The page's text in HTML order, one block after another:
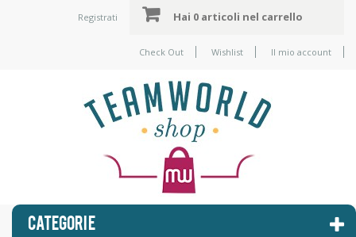
Hai 0 articoli nel carrello
Registrati
Check Out Wishlist Il mio account
CATEGORIE